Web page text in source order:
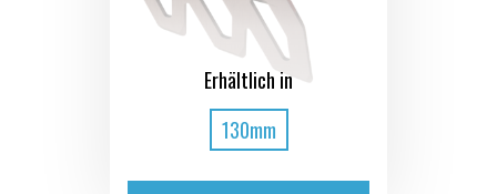
Erhältlich in
130mm